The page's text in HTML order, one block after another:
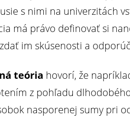
s nimi na univerzitách
má právo definovať si
im skúsenosti a
teória hovorí, že
z pohľadu
nasporenej sumy pri